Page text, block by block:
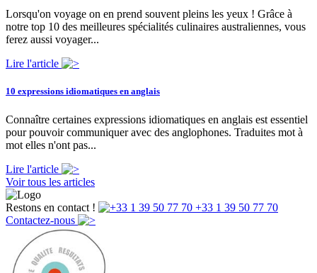
Lorsqu'on voyage on en prend souvent pleins les yeux ! Grâce à
notre top 10 des meilleures spécialités culinaires australiennes, vous
ferez aussi voyager...
Lire l'article
10 expressions idiomatiques en anglais
Connaître certaines expressions idiomatiques en anglais est essentiel
pour pouvoir communiquer avec des anglophones. Traduites mot à
mot elles n'ont pas...
Lire l'article
Voir tous les articles
Restons en contact !
+33 1 39 50 77 70
Contactez-nous